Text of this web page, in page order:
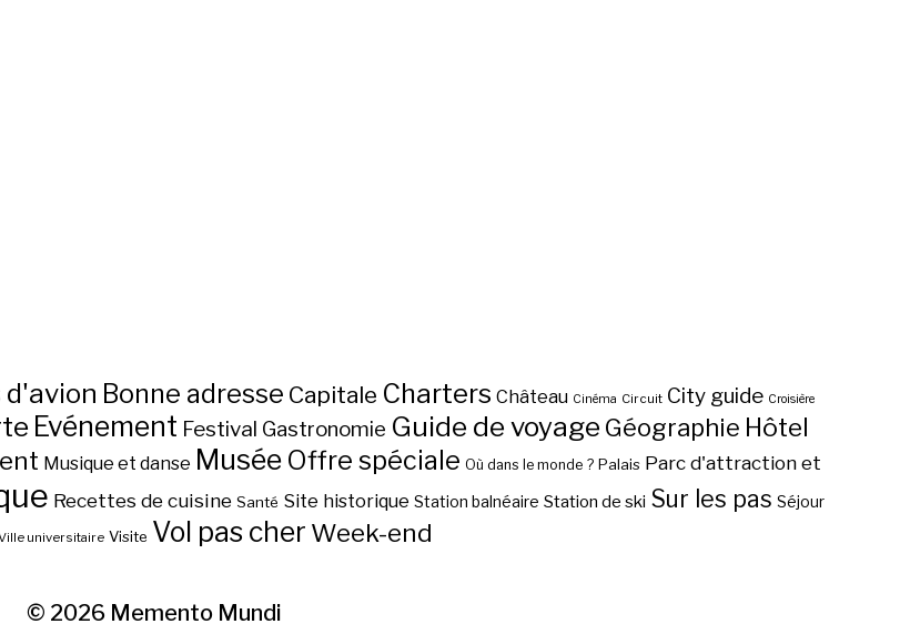
Bonne adresse Capitale Charters Château Cinéma Circuit City guide Croisière
Evénement Festival Gastronomie Guide de voyage Géographie Hôtel
Musique et danse Musée Offre spéciale Où dans le monde ? Palais Parc d'attraction et
Recettes de cuisine Santé Site historique Station balnéaire Station de ski Sur les pas Séjour
universitaire Visite Vol pas cher Week-end
© 2026 Memento Mundi